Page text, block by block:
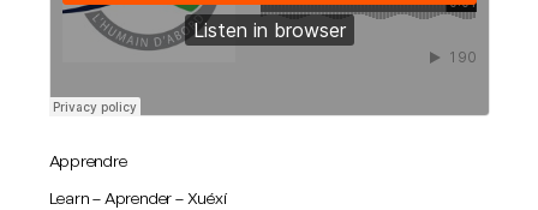
Apprendre
Learn – Aprender – Xuéxí